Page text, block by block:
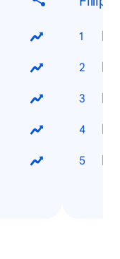
El